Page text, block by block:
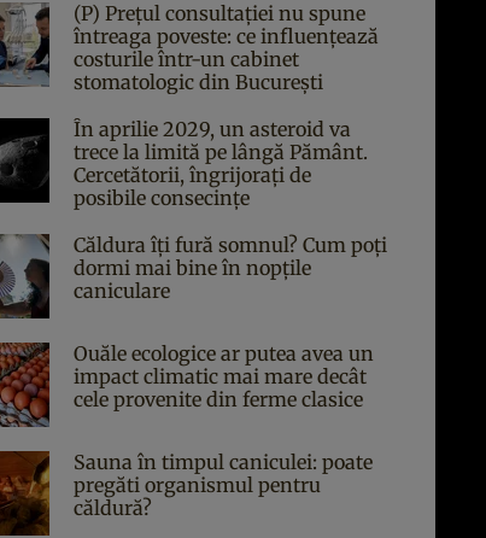
(P) Prețul consultației nu spune
întreaga poveste: ce influențează
costurile într-un cabinet
stomatologic din București
În aprilie 2029, un asteroid va
trece la limită pe lângă Pământ.
Cercetătorii, îngrijorați de
posibile consecințe
Căldura îți fură somnul? Cum poți
dormi mai bine în nopțile
caniculare
Ouăle ecologice ar putea avea un
impact climatic mai mare decât
cele provenite din ferme clasice
Sauna în timpul caniculei: poate
pregăti organismul pentru
căldură?